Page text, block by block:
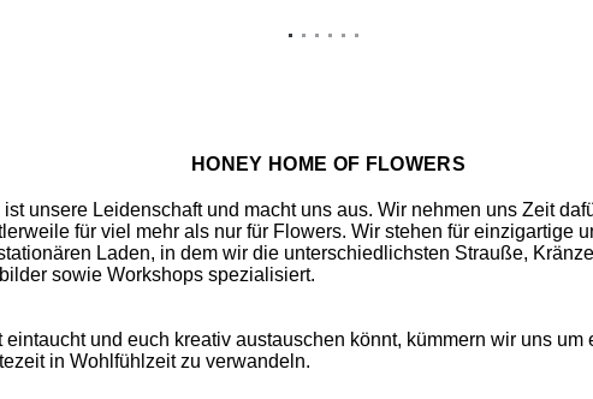
HONEY HOME OF FLOWERS
unsere Leidenschaft und macht uns aus. Wir nehmen uns Zeit
für viel mehr als nur für Flowers. Wir stehen für einzigartige
Laden, in dem wir die unterschiedlichsten Strauße,
sowie Workshops spezialisiert.
und euch kreativ austauschen könnt, kümmern wir uns
in Wohlfühlzeit zu verwandeln.